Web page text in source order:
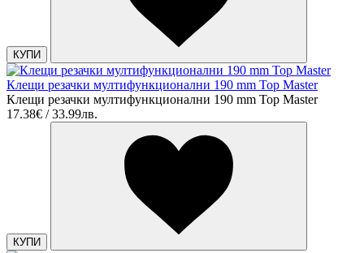
КУПИ
Клещи резачки мултифункционални 190 mm Top Master
Клещи резачки мултифункционални 190 mm Top Master
17.38€ / 33.99лв.
КУПИ